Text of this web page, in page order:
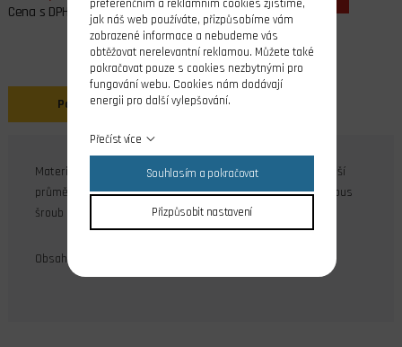
Cena s DPH
Popis
Materiál mosaz, povrch niklován. Díra průměr 3,5 mm, vnější
průměr 9 mm, šířka 4,5 mm. Součástí balení je stavěcí imbus
šroub M3.
Obsah balení: 4 ks
preferenčním a reklamním cookies zjistíme,
jak náš web používáte, přizpůsobíme vám
zobrazené informace a nebudeme vás
obtěžovat nerelevantní reklamou. Můžete také
pokračovat pouze s cookies nezbytnými pro
fungování webu. Cookies nám dodávají
energii pro další vylepšování.
Přečíst více
Souhlasím a pokračovat
Přizpůsobit nastavení